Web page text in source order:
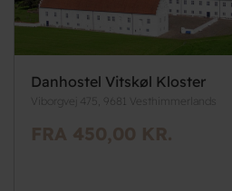
Danhostel Vitskøl Kloster
Viborgvej 475, 9681 Vesthimmerlands
FRA 450,00 KR.